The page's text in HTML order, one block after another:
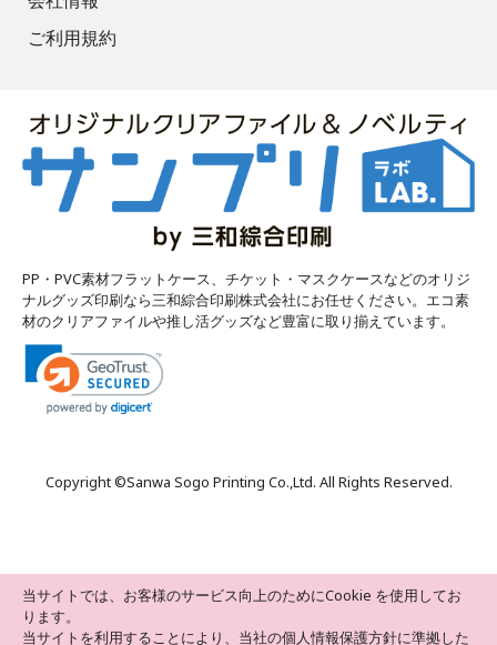
ご利用規約
PP・PVC素材フラットケース、チケット・マスクケースなどのオリジ
ナルグッズ印刷なら三和綜合印刷株式会社にお任せください。エコ素
材のクリアファイルや推し活グッズなど豊富に取り揃えています。
当サイトでは、お客様のサービス向上のためにCookie を使用してお
ります。
当サイトを利用することにより、当社の個人情報保護方針に準拠した
Copyright ©Sanwa Sogo Printing Co.,Ltd. All Rights Reserved.